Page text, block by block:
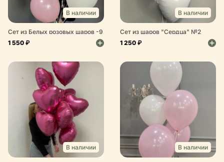
В наличии
Сет из Белых розовых шаров -9
шт
1 550 ₽
В наличии
Сет из шаров "Сердца" №2
белый
1 250 ₽
В наличии В наличии